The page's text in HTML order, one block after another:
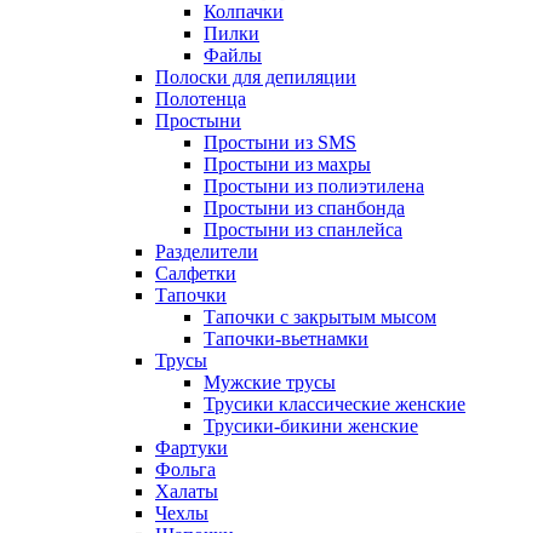
Колпачки
Пилки
Файлы
Полоски для депиляции
Полотенца
Простыни
Простыни из SMS
Простыни из махры
Простыни из полиэтилена
Простыни из спанбонда
Простыни из спанлейса
Разделители
Салфетки
Тапочки
Тапочки с закрытым мысом
Тапочки-вьетнамки
Трусы
Мужские трусы
Трусики классические женские
Трусики-бикини женские
Фартуки
Фольга
Халаты
Чехлы